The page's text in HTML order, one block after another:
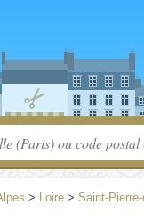
> Loire > Saint-